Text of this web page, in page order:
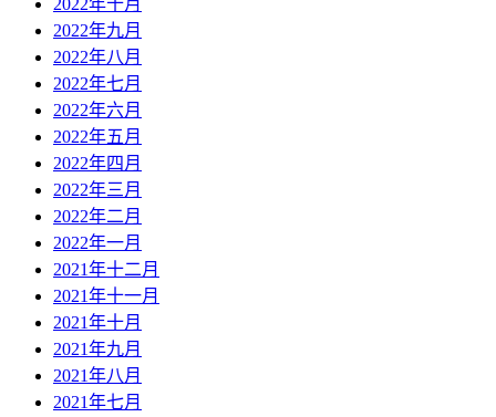
2022年九月
2022年八月
2022年七月
2022年六月
2022年五月
2022年四月
2022年三月
2022年二月
2022年一月
2021年十二月
2021年十一月
2021年十月
2021年九月
2021年八月
2021年七月